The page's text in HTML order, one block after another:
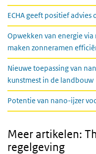
ECHA geeft positief advies
Opwekken van energie
maken zonneramen
Nieuwe toepassing van
kunstmest in de landbouw
Potentie van nano-ijzer
Meer artikelen:
regelgeving